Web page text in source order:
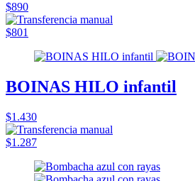
$890
$801
BOINAS HILO infantil
$1.430
$1.287